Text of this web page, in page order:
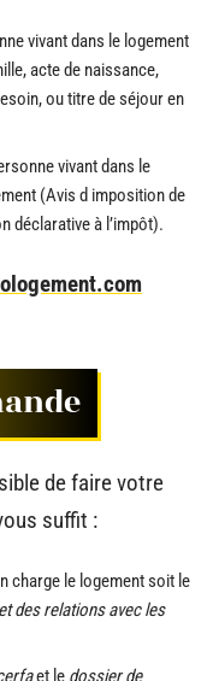
vivant dans le logement
acte de naissance,
ou titre de séjour en
vivant dans le
(Avis d imposition de
déclarative à l’impôt).
de faire votre
suffit :
charge le logement soit le
des relations avec les
et le dossier de